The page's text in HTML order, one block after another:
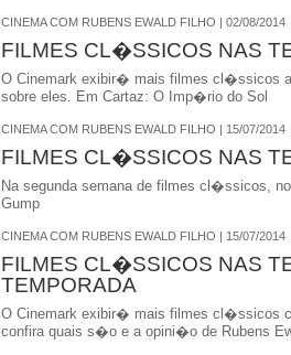
CINEMA COM RUBENS EWALD FILHO | 02/08/2014
FILMES CL�SSICOS NAS
O Cinemark exibir� mais filmes cl�ssicos
sobre eles. Em Cartaz: O Imp�rio do Sol
CINEMA COM RUBENS EWALD FILHO | 15/07/2014
FILMES CL�SSICOS NAS
Na segunda semana de filmes cl�ssicos,
Gump
CINEMA COM RUBENS EWALD FILHO | 15/07/2014
FILMES CL�SSICOS NAS
TEMPORADA
O Cinemark exibir� mais filmes cl�ssicos
confira quais s�o e a opini�o de Rubens